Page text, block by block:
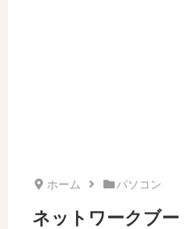
ホーム パソコン
ネットワークブ